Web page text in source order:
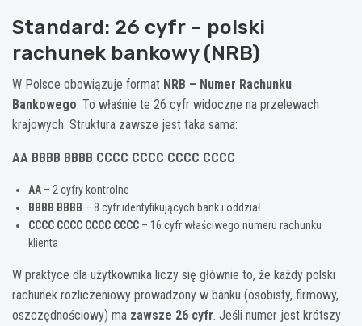
Standard: 26 cyfr – polski
rachunek bankowy (NRB)
W Polsce obowiązuje format NRB – Numer Rachunku
Bankowego. To właśnie te 26 cyfr widoczne na przelewach
krajowych. Struktura zawsze jest taka sama:
AA BBBB BBBB CCCC CCCC CCCC CCCC
AA – 2 cyfry kontrolne
BBBB BBBB – 8 cyfr identyfikujących bank i oddział
CCCC CCCC CCCC CCCC – 16 cyfr właściwego numeru rachunku
klienta
W praktyce dla użytkownika liczy się głównie to, że każdy polski
rachunek rozliczeniowy prowadzony w banku (osobisty, firmowy,
oszczędnościowy) ma zawsze 26 cyfr. Jeśli numer jest krótszy